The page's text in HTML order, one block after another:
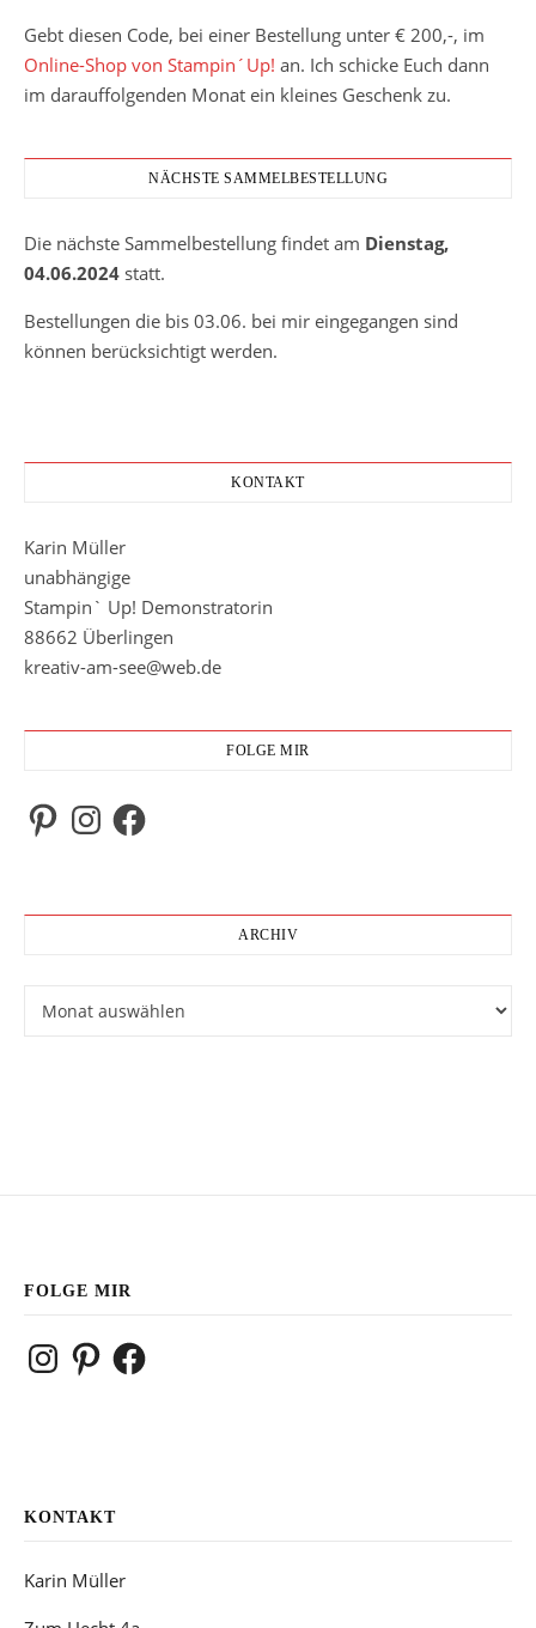
Gebt diesen Code, bei einer Bestellung unter € 200,-, im
Online-Shop von Stampin´Up! an. Ich schicke Euch dann
im darauffolgenden Monat ein kleines Geschenk zu.
NÄCHSTE SAMMELBESTELLUNG
Die nächste Sammelbestellung findet am Dienstag,
04.06.2024 statt.
Bestellungen die bis 03.06. bei mir eingegangen sind
können berücksichtigt werden.
KONTAKT
Karin Müller
unabhängige
Stampin` Up! Demonstratorin
88662 Überlingen
kreativ-am-see@web.de
FOLGE MIR
PinterestInstagramFacebook
ARCHIV
FOLGE MIR
InstagramPinterestFacebook
KONTAKT
Karin Müller